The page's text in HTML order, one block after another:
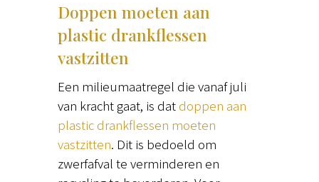
Doppen moeten aan
plastic drankflessen
vastzitten
Een milieumaatregel die vanaf juli
van kracht gaat, is dat doppen aan
plastic drankflessen moeten
vastzitten. Dit is bedoeld om
zwerfafval te verminderen en